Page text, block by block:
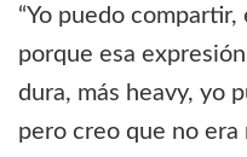
“Yo puedo
porque esa
dura, más heavy, yo
pero creo que no era